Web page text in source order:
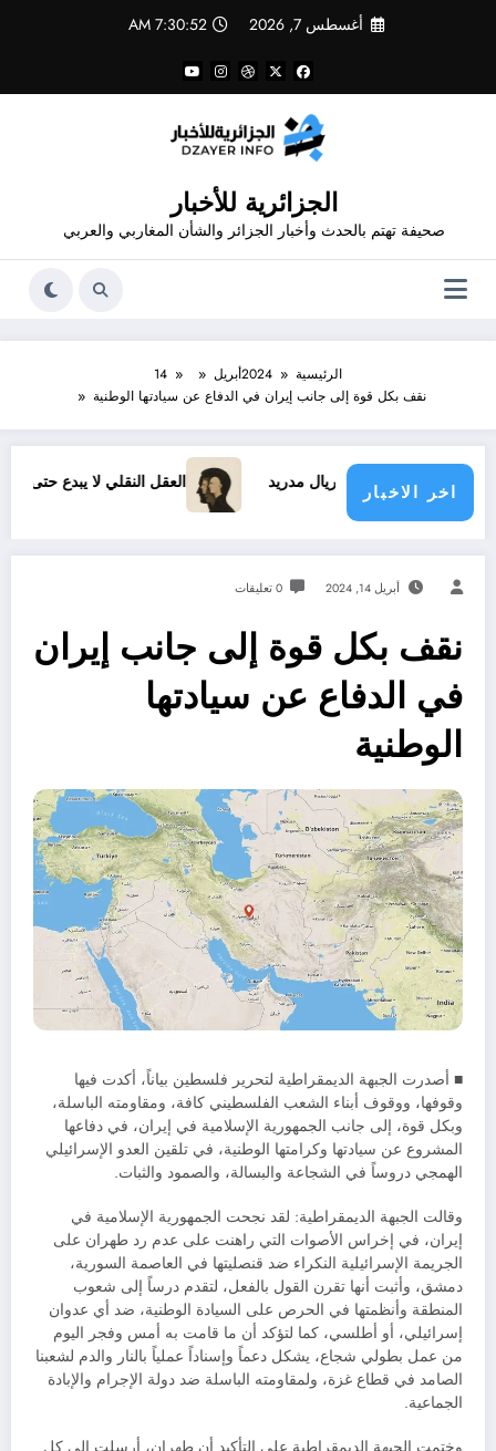
أغسطس 7, 2026 7:30:52 AM
الجزائرية للأخبار
صحيفة تهتم بالحدث وأخبار الجزائر والشأن المغاربي والعربي
الرئيسية 2024أبريل
14
نقف بكل قوة إلى جانب إيران في الدفاع عن سيادتها الوطنية
اخر الاخبار
الجديد مع ريال مدريد العقل النقلي لا يبدع حتى في تجارب
أبريل 14, 2024 0 تعليقات
نقف بكل قوة إلى جانب إيران
في الدفاع عن سيادتها
الوطنية
■ أصدرت الجبهة الديمقراطية لتحرير فلسطين بياناً، أكدت فيها
وقوفها، ووقوف أبناء الشعب الفلسطيني كافة، ومقاومته الباسلة،
وبكل قوة، إلى جانب الجمهورية الإسلامية في إيران، في دفاعها
المشروع عن سيادتها وكرامتها الوطنية، في تلقين العدو الإسرائيلي
الهمجي دروساً في الشجاعة والبسالة، والصمود والثبات.
وقالت الجبهة الديمقراطية: لقد نجحت الجمهورية الإسلامية في
إيران، في إخراس الأصوات التي راهنت على عدم رد طهران على
الجريمة الإسرائيلية النكراء ضد قنصليتها في العاصمة السورية،
دمشق، وأثبت أنها تقرن القول بالفعل، لتقدم درساً إلى شعوب
المنطقة وأنظمتها في الحرص على السيادة الوطنية، ضد أي عدوان
إسرائيلي، أو أطلسي، كما لتؤكد أن ما قامت به أمس وفجر اليوم
من عمل بطولي شجاع، يشكل دعماً وإسناداً عملياً بالنار والدم لشعبنا
الصامد في قطاع غزة، ولمقاومته الباسلة ضد دولة الإجرام والإبادة
الجماعية.